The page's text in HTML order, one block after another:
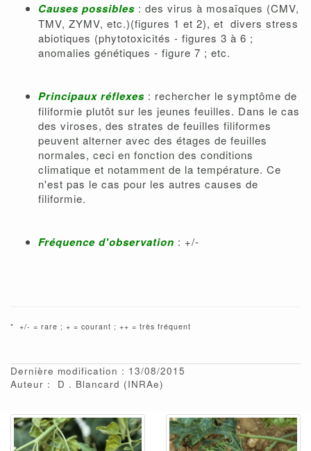
Causes possibles : des virus à mosaïques (CMV,
TMV, ZYMV, etc.)(figures 1 et 2), et divers stress
abiotiques (phytotoxicités - figures 3 à 6 ;
anomalies génétiques - figure 7 ; etc.
Principaux réflexes : rechercher le symptôme de
filiformie plutôt sur les jeunes feuilles. Dans le cas
des viroses, des strates de feuilles filiformes
peuvent alterner avec des étages de feuilles
normales, ceci en fonction des conditions
climatique et notamment de la température. Ce
n'est pas le cas pour les autres causes de
filiformie.
Fréquence d'observation : +/-
* +/- = rare ; + = courant ; ++ = très fréquent
Dernière modification : 13/08/2015
Auteur :
D Blancard (INRAe)